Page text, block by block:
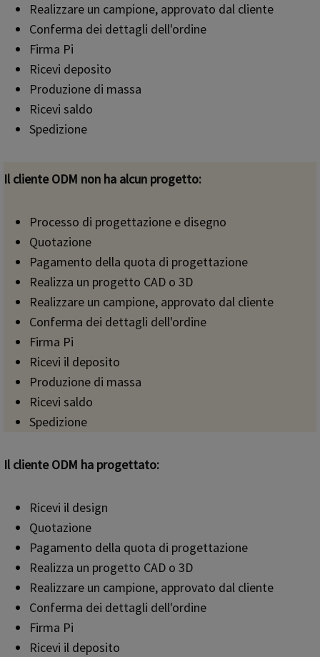
Realizzare un campione, approvato dal cliente
Conferma dei dettagli dell'ordine
Firma Pi
Ricevi deposito
Produzione di massa
Ricevi saldo
Spedizione
Il cliente ODM non ha alcun progetto:
Processo di progettazione e disegno
Quotazione
Pagamento della quota di progettazione
Realizza un progetto CAD o 3D
Realizzare un campione, approvato dal cliente
Conferma dei dettagli dell'ordine
Firma Pi
Ricevi il deposito
Produzione di massa
Ricevi saldo
Spedizione
Il cliente ODM ha progettato:
Ricevi il design
Quotazione
Pagamento della quota di progettazione
Realizza un progetto CAD o 3D
Realizzare un campione, approvato dal cliente
Conferma dei dettagli dell'ordine
Firma Pi
Ricevi il deposito